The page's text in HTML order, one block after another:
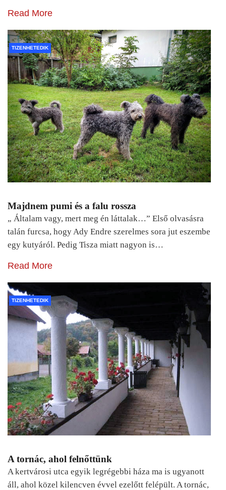
Read More
TIZENHETEDIK
Majdnem pumi és a falu rossza
„ Általam vagy, mert meg én láttalak…” Első olvasásra
talán furcsa, hogy Ady Endre szerelmes sora jut eszembe
egy kutyáról. Pedig Tisza miatt nagyon is…
Read More
TIZENHETEDIK
A tornác, ahol felnőttünk
A kertvárosi utca egyik legrégebbi háza ma is ugyanott
áll, ahol közel kilencven évvel ezelőtt felépült. A tornác,